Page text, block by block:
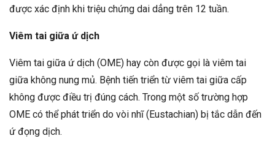
được xác định khi triệu chứng dai dẳng trên 12 tuần.
Viêm tai giữa ứ dịch
Viêm tai giữa ứ dịch (OME) hay còn được gọi là viêm tai
giữa không nung mủ. Bệnh tiến triển từ viêm tai giữa cấp
không được điều trị đúng cách. Trong một số trường hợp
OME có thể phát triển do vòi nhĩ (Eustachian) bị tắc dẫn đến
ứ đọng dịch.